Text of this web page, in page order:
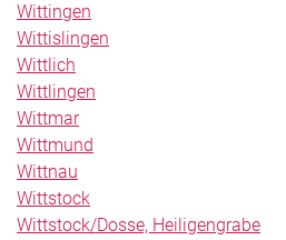
Wittingen
Wittislingen
Wittlich
Wittlingen
Wittmar
Wittmund
Wittnau
Wittstock
Wittstock/Dosse, Heiligengrabe